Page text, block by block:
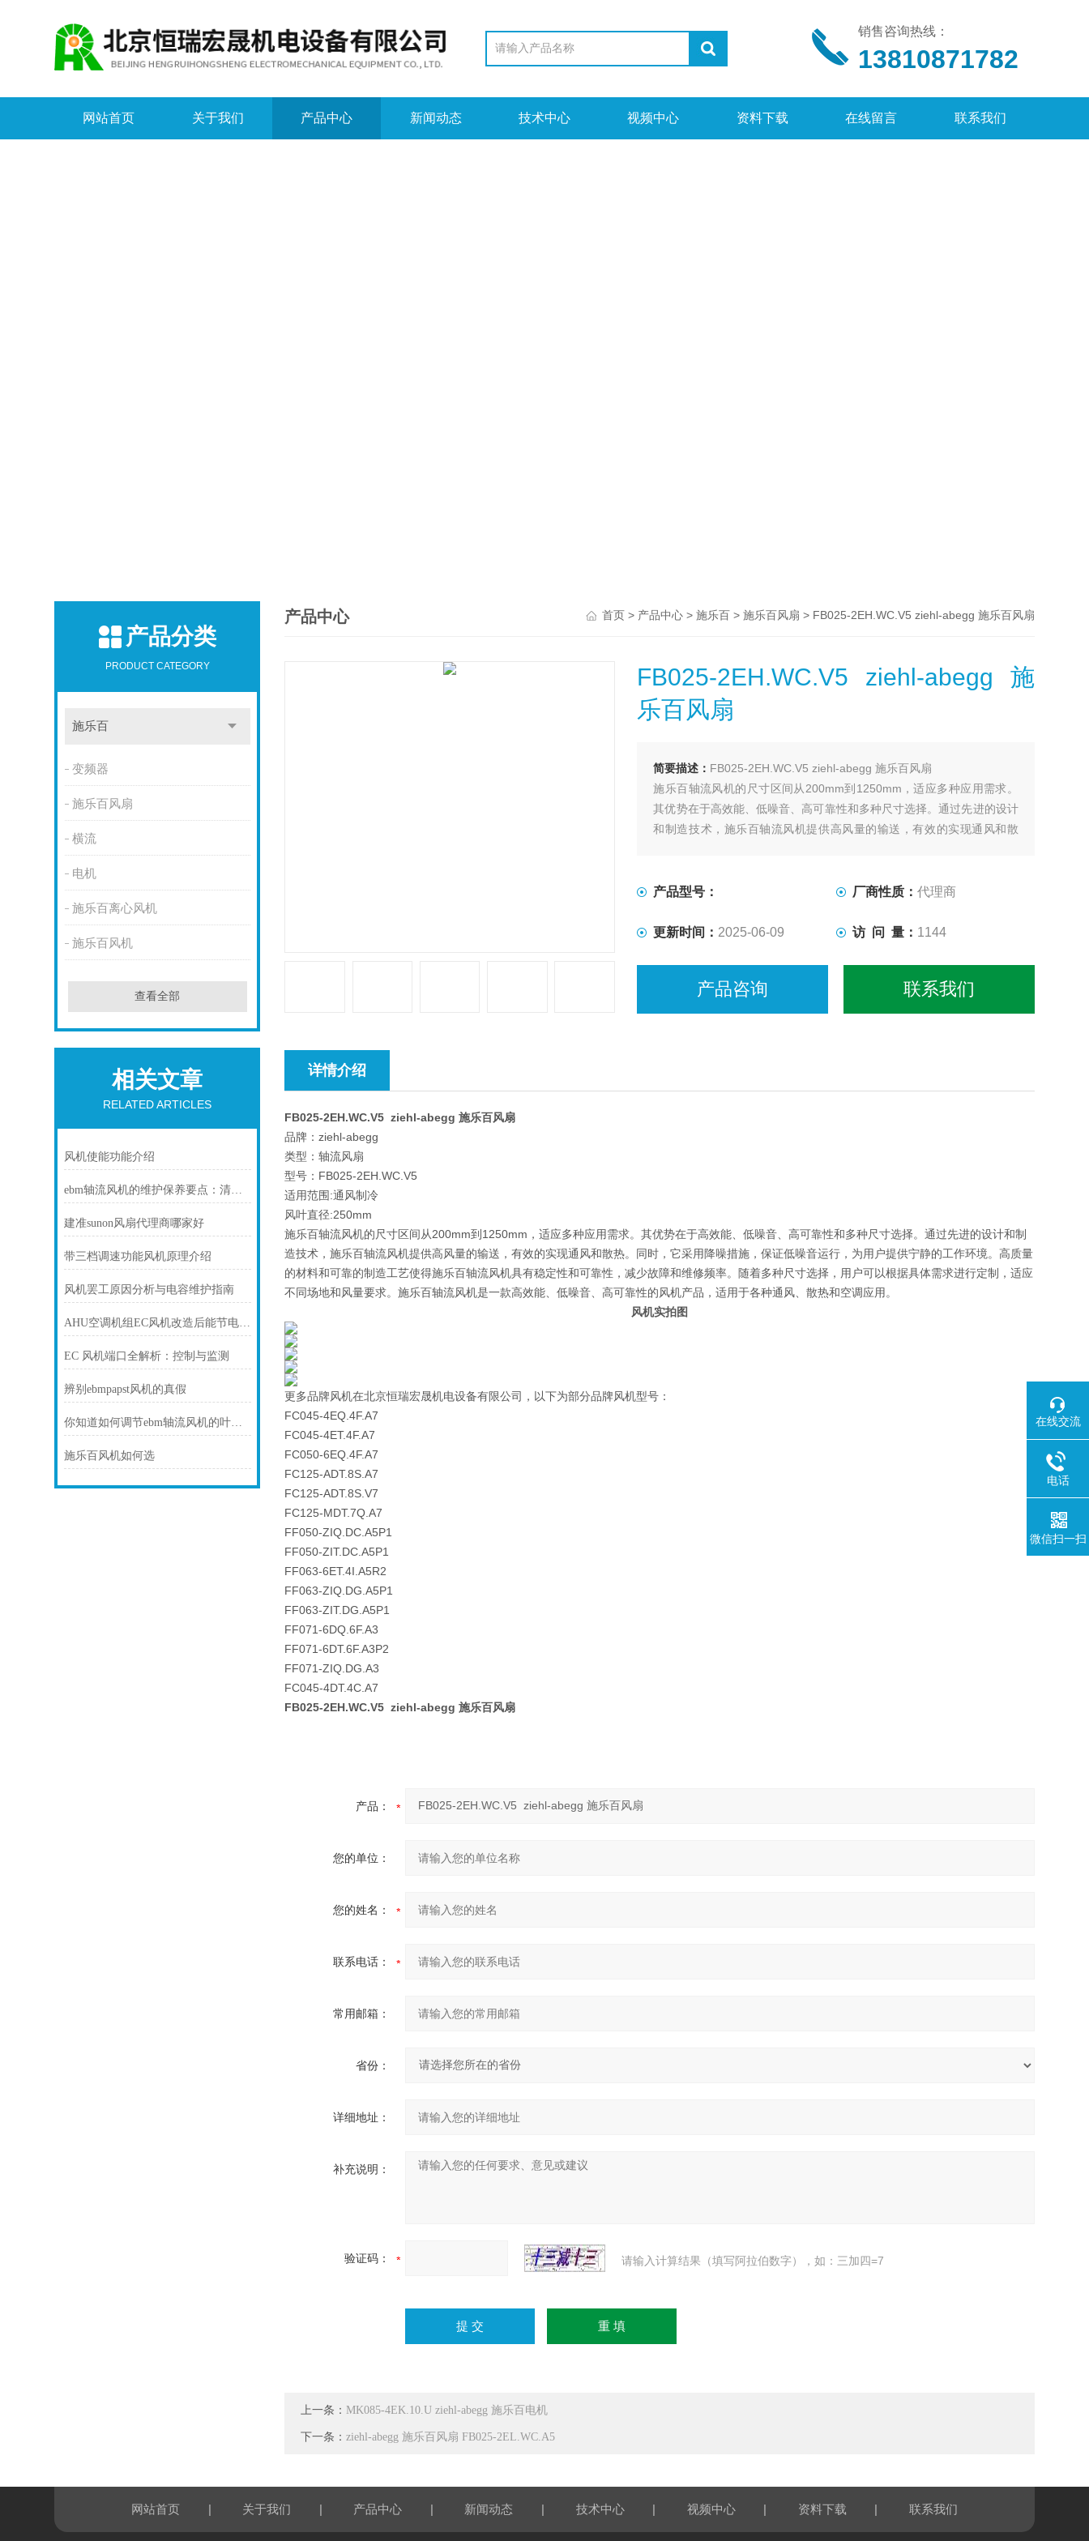
销售咨询热线：
13810871782
网站首页 关于我们 产品中心 新闻动态 技术中心 视频中心 资料下载 在线留言 联系我们
产品分类
PRODUCT CATEGORY
施乐百
变频器
施乐百风扇
横流
电机
施乐百离心风机
施乐百风机
查看全部
相关文章
RELATED ARTICLES
风机使能功能介绍
ebm轴流风机的维护保养要点：清洁、检查与确保持续高效运行
建准sunon风扇代理商哪家好
带三档调速功能风机原理介绍
风机罢工原因分析与电容维护指南
AHU空调机组EC风机改造后能节电多少？
EC 风机端口全解析：控制与监测
辨别ebmpapst风机的真假
你知道如何调节ebm轴流风机的叶片吗？不知道的快看过来
施乐百风机如何选
产品中心 首页> 产品中心> 施乐百> 施乐百风扇 > FB025-2EH.WC.V5 ziehl-abegg 施乐百风扇
FB025-2EH.WC.V5 ziehl-abegg 施
乐百风扇
简要描述： FB025-2EH.WC.V5 ziehl-abegg 施乐百风扇
施乐百轴流风机的尺寸区间从200mm到1250mm，适应多种应用需求。
其优势在于高效能、低噪音、高可靠性和多种尺寸选择。通过先进的设计
和制造技术，施乐百轴流风机提供高风量的输送，有效的实现通风和散
产品型号： 厂商性质： 代理商
更新时间： 2025-06-09 访 问 量： 1144
产品咨询 联系我们
详情介绍
FB025-2EH.WC.V5 ziehl-abegg 施乐百风扇
品牌：ziehl-abegg
类型：轴流风扇
型号：FB025-2EH.WC.V5
适用范围:通风制冷
风叶直径:250mm
施乐百轴流风机的尺寸区间从200mm到1250mm，适应多种应用需求。其优势在于高效能、低噪音、高可靠性和多种尺寸选择。通过先进的设计和制
造技术，施乐百轴流风机提供高风量的输送，有效的实现通风和散热。同时，它采用降噪措施，保证低噪音运行，为用户提供宁静的工作环境。高质量
的材料和可靠的制造工艺使得施乐百轴流风机具有稳定性和可靠性，减少故障和维修频率。随着多种尺寸选择，用户可以根据具体需求进行定制，适应
不同场地和风量要求。施乐百轴流风机是一款高效能、低噪音、高可靠性的风机产品，适用于各种通风、散热和空调应用。
风机实拍图
更多品牌风机在北京恒瑞宏晟机电设备有限公司，以下为部分品牌风机型号：
FC045-4EQ.4F.A7
FC045-4ET.4F.A7
FC050-6EQ.4F.A7
FC125-ADT.8S.A7
FC125-ADT.8S.V7
FC125-MDT.7Q.A7
FF050-ZIQ.DC.A5P1
FF050-ZIT.DC.A5P1
FF063-6ET.4I.A5R2
FF063-ZIQ.DG.A5P1
FF063-ZIT.DG.A5P1
FF071-6DQ.6F.A3
FF071-6DT.6F.A3P2
FF071-ZIQ.DG.A3
FC045-4DT.4C.A7
FB025-2EH.WC.V5 ziehl-abegg 施乐百风扇
产品：
您的单位：
您的姓名：
联系电话：
常用邮箱：
省份：
详细地址：
补充说明：
验证码： 请输入计算结果（填写阿拉伯数字），如：三加四=7
上一条： MK085-4EK.10.U ziehl-abegg 施乐百电机
下一条：ziehl-abegg 施乐百风扇 FB025-2EL.WC.A5
网站首页 | 关于我们 | 产品中心 | 新闻动态 | 技术中心 | 视频中心 | 资料下载 | 联系我们
在线交流
电话
微信扫一扫